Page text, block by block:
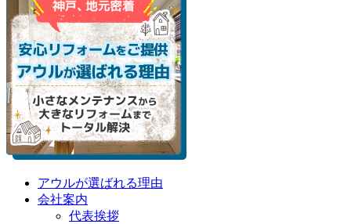
アウルが選ばれる理由
会社案内
代表挨拶